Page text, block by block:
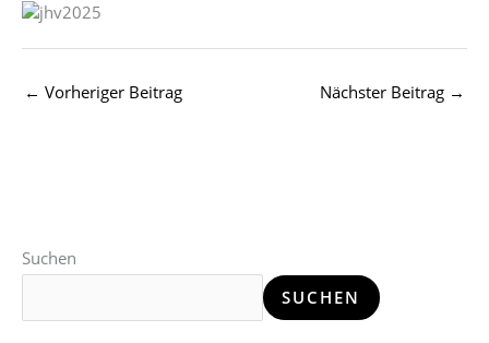
← Vorheriger Beitrag Nächster Beitrag →
Suchen
SUCHEN